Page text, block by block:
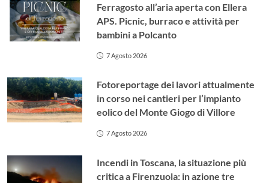
Ferragosto all’aria aperta con Ellera
APS. Picnic, burraco e attività per
bambini a Polcanto
7 Agosto 2026
Fotoreportage dei lavori attualmente
in corso nei cantieri per l’impianto
eolico del Monte Giogo di Villore
7 Agosto 2026
Incendi in Toscana, la situazione più
critica a Firenzuola: in azione tre